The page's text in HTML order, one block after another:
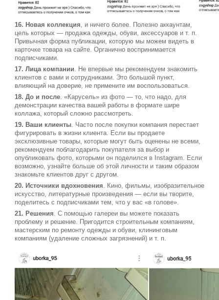
16. Новая коллекция , и ничего более. Полезно аккаунтам,
цель которых — продажа одежды, обуви, аксессуаров и т. п.
Привычная форма публикации, которую мы можем видеть в
карточке товара на сайте. Органично воспринимается
подписчиками.
17. Лица компании . Не впервые мы рекомендуем знакомить
клиентов с вами и сотрудниками. Это большой пункт,
влияющий на доверие, не примените им воспользоваться.
18. До и после . «Карусель» из фото — то, что надо, для
демонстрации качества вашей работы в формате шире
коллажа, который сложно рассмотреть.
19. Ваши клиенты . Часто после покупки компания перестает
фигурировать в жизни клиента. Если вы продаете
эксклюзивные товары, которые могут быть оценены не всеми,
рекомендуем поблагодарить покупателя за выбор и
опубликовать фото, которыми он поделился в Instagram. Если
возможно, узнайте больше об этой личности и таким образом
знакомьте клиентов друг с другом.
20. Источники вдохновения . Кино, фильмы, изобразительное
искусство, литературные произведения — если вы творите,
поделитесь с подписчиками тем, что у вас «в голове».
21. Решения . С помощью галереи вы можете показать
проблему и решение. Пригодится строительным компаниям,
мастерским по ремонту одежды и обуви, клининговым
компаниям (удаление сложных загрязнений) и т. п.